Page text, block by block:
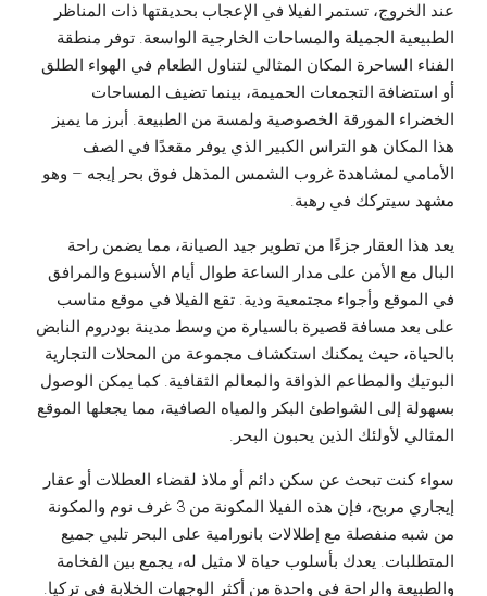
عند الخروج، تستمر الفيلا في الإعجاب بحديقتها ذات المناظر
الطبيعية الجميلة والمساحات الخارجية الواسعة. توفر منطقة
الفناء الساحرة المكان المثالي لتناول الطعام في الهواء الطلق
أو استضافة التجمعات الحميمة، بينما تضيف المساحات
الخضراء المورقة الخصوصية ولمسة من الطبيعة. أبرز ما يميز
هذا المكان هو التراس الكبير الذي يوفر مقعدًا في الصف
الأمامي لمشاهدة غروب الشمس المذهل فوق بحر إيجه – وهو
مشهد سيتركك في رهبة.
يعد هذا العقار جزءًا من تطوير جيد الصيانة، مما يضمن راحة
البال مع الأمن على مدار الساعة طوال أيام الأسبوع والمرافق
في الموقع وأجواء مجتمعية ودية. تقع الفيلا في موقع مناسب
على بعد مسافة قصيرة بالسيارة من وسط مدينة بودروم النابض
بالحياة، حيث يمكنك استكشاف مجموعة من المحلات التجارية
البوتيك والمطاعم الذواقة والمعالم الثقافية. كما يمكن الوصول
بسهولة إلى الشواطئ البكر والمياه الصافية، مما يجعلها الموقع
المثالي لأولئك الذين يحبون البحر.
سواء كنت تبحث عن سكن دائم أو ملاذ لقضاء العطلات أو عقار
إيجاري مربح، فإن هذه الفيلا المكونة من 3 غرف نوم والمكونة
من شبه منفصلة مع إطلالات بانورامية على البحر تلبي جميع
المتطلبات. يعدك بأسلوب حياة لا مثيل له، يجمع بين الفخامة
والطبيعة والراحة في واحدة من أكثر الوجهات الخلابة في تركيا.